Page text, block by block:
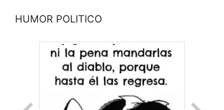
HUMOR POLITICO